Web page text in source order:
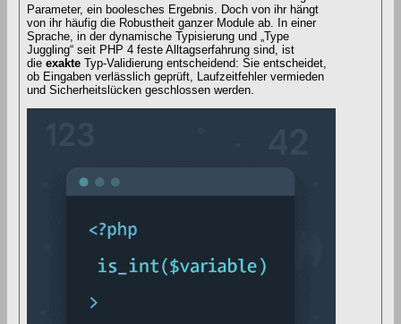
Parameter, ein boolesches Ergebnis. Doch von ihr hängt
von ihr häufig die Robustheit ganzer Module ab. In einer
Sprache, in der dynamische Typisierung und „Type
Juggling“ seit PHP 4 feste Alltagserfahrung sind, ist
die exakte Typ-Validierung entscheidend: Sie entscheidet,
ob Eingaben verlässlich geprüft, Laufzeitfehler vermieden
und Sicherheitslücken geschlossen werden.